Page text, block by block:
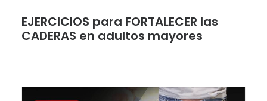
EJERCICIOS para FORTALECER las
CADERAS en adultos mayores